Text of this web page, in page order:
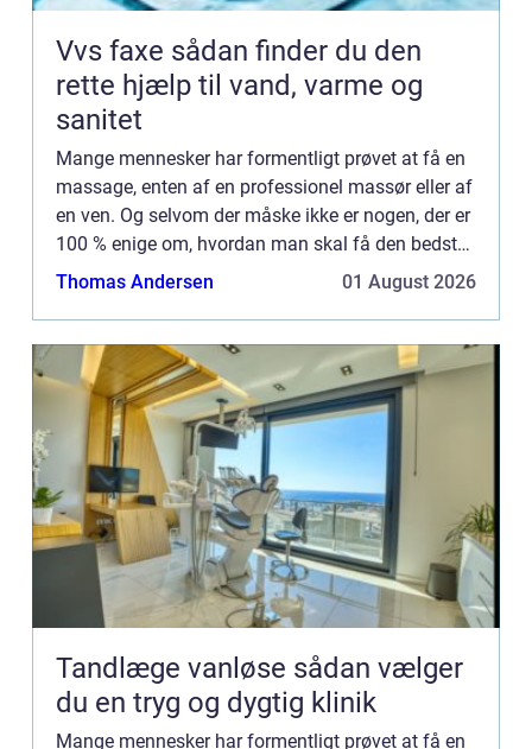
Vvs faxe sådan finder du den
rette hjælp til vand, varme og
sanitet
Mange mennesker har formentligt prøvet at få en
massage, enten af en professionel massør eller af
en ven. Og selvom der måske ikke er nogen, der er
100 % enige om, hvordan man skal få den bedste
massage, så er de...
Thomas Andersen 01 August 2026
Tandlæge vanløse sådan vælger
du en tryg og dygtig klinik
Mange mennesker har formentligt prøvet at få en